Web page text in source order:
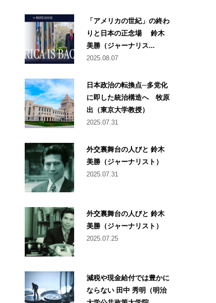
「アメリカの世紀」の終わ
りと日本の正念場 鈴木
美勝（ジャーナリス...
2025.08.07
日本政治の転換点─多党化
に即した統治構造へ 牧原
出（東京大学教授）
2025.07.31
外交裏舞台の人びと 鈴木
美勝（ジャーナリスト）
2025.07.31
外交裏舞台の人びと 鈴木
美勝（ジャーナリスト）
2025.07.25
減税や現金給付では豊かに
ならない 田中 秀明（明治